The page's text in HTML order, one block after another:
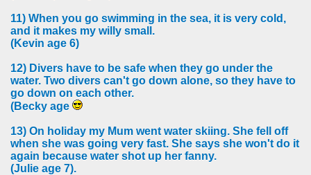
11) When you go swimming in the sea, it is very cold,
and it makes my willy small.
(Kevin age 6)
12) Divers have to be safe when they go under the
water. Two divers can't go down alone, so they have to
go down on each other.
(Becky age
13) On holiday my Mum went water skiing. She fell off
when she was going very fast. She says she won't do it
again because water shot up her fanny.
(Julie age 7).